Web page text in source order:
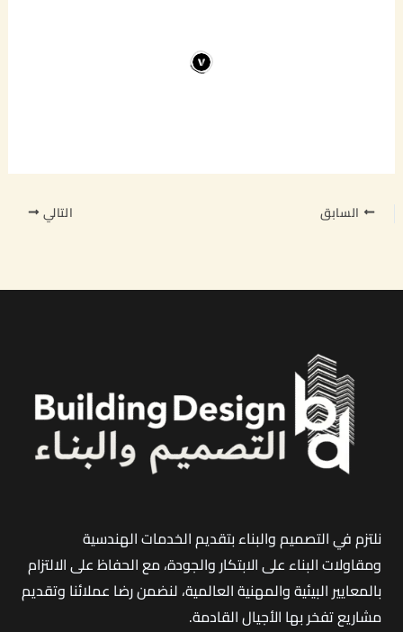
السابق التالي
نلتزم في التصميم والبناء بتقديم الخدمات الهندسية
ومقاولات البناء على الابتكار والجودة، مع الحفاظ على الالتزام
بالمعايير البيئية والمهنية العالمية، لنضمن رضا عملائنا وتقديم
مشاريع تفخر بها الأجيال القادمة.